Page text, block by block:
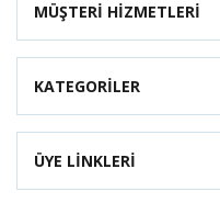
MÜŞTERİ HİZMETLERİ
KATEGORİLER
ÜYE LİNKLERİ